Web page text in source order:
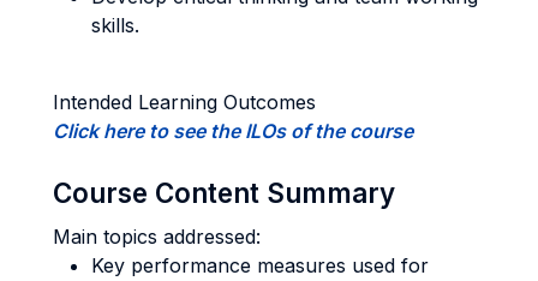
skills.
Intended Learning Outcomes
Click here to see the ILOs of the course
Course Content Summary
Main topics addressed:
Key performance measures used for